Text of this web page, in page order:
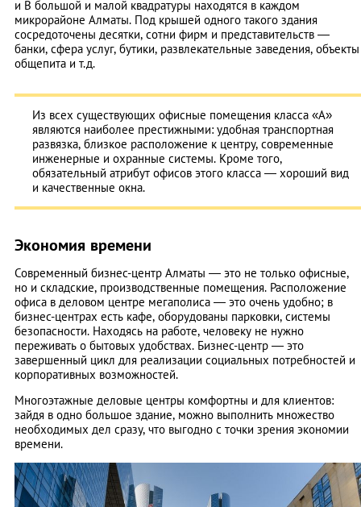
и B большой и малой квадратуры находятся в каждом
микрорайоне Алматы. Под крышей одного такого здания
сосредоточены десятки, сотни фирм и представительств —
банки, сфера услуг, бутики, развлекательные заведения, объекты
общепита и т.д.
Из всех существующих офисные помещения класса «А»
являются наиболее престижными: удобная транспортная
развязка, близкое расположение к центру, современные
инженерные и охранные системы. Кроме того,
обязательный атрибут офисов этого класса — хороший вид
и качественные окна.
Экономия времени
Современный бизнес-центр Алматы — это не только офисные,
но и складские, производственные помещения. Расположение
офиса в деловом центре мегаполиса — это очень удобно; в
бизнес-центрах есть кафе, оборудованы парковки, системы
безопасности. Находясь на работе, человеку не нужно
переживать о бытовых удобствах. Бизнес-центр — это
завершенный цикл для реализации социальных потребностей и
корпоративных возможностей.
Многоэтажные деловые центры комфортны и для клиентов:
зайдя в одно большое здание, можно выполнить множество
необходимых дел сразу, что выгодно с точки зрения экономии
времени.